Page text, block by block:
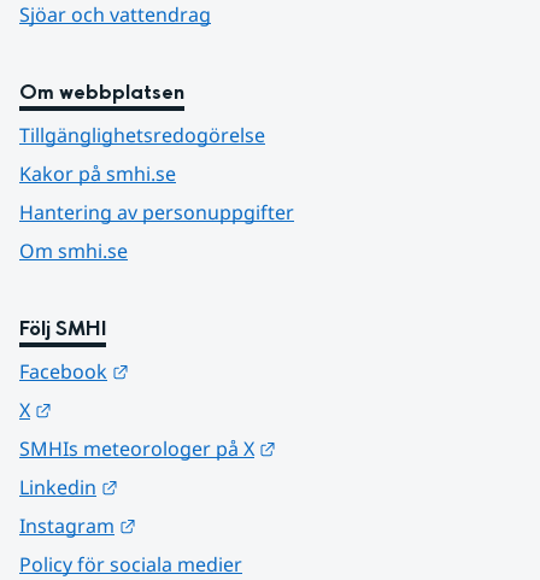
Sjöar och vattendrag
Om webbplatsen
Tillgänglighetsredogörelse
Kakor på smhi.se
Hantering av personuppgifter
Om smhi.se
Följ SMHI
Facebook
X
SMHIs meteorologer på X
Linkedin
Instagram
Policy för sociala medier